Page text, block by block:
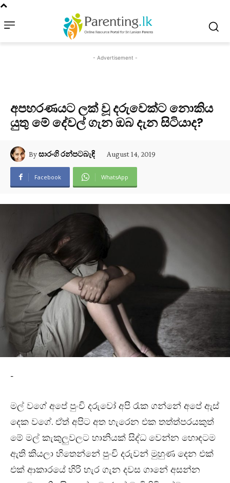
- Advertisement -
අපහරණයට ලක් වූ දරුවෙක්ට නොකිය
යුතු මේ දේවල් ගැන ඔබ දැන සිටියාද?
Byසාරංගි රන්පටබැඳි August 14, 2019
Facebook WhatsApp
-
මල් වගේ අපේ පුංචි දරුවෝ අපි රැක ගන්නේ අපේ ඇස්
දෙක වගේ. ඒත් අපිට අත හැරෙන එක තත්ත්පරයකුත්
මේ මල් කැකුලුවලට හානියක් සිද්ධ වෙන්න හොඳටම
ඇති කියලා හිතෙන්නේ පුංචි දරුවන් මුහුණ දෙන එක්
එක් ආකාරයේ හිරි හැර ගැන දවස ගානේ අසන්න